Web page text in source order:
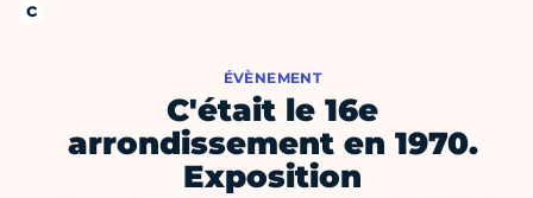
ÉVÈNEMENT
C'était le 16e
arrondissement en 1970.
Exposition